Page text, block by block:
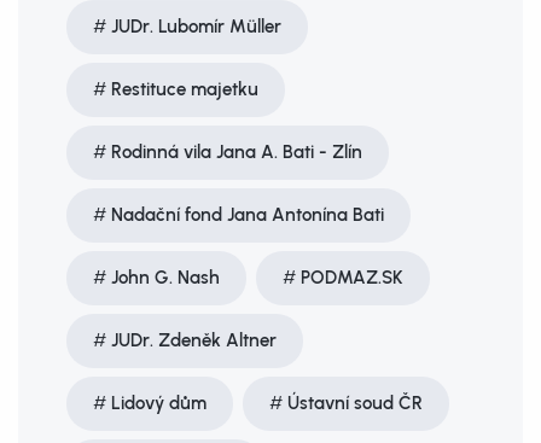
JUDr. Lubomír Müller
Restituce majetku
Rodinná vila Jana A. Bati - Zlín
Nadační fond Jana Antonína Bati
John G. Nash PODMAZ.SK
JUDr. Zdeněk Altner
Lidový dům Ústavní soud ČR